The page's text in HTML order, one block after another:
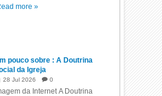
more »
pouco sobre : A Doutrina
da Igreja
28 Jul 2026 0
da Internet A Doutrina